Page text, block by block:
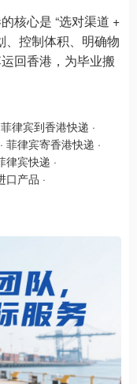
核心是 “选对渠道 +
、控制体积、明确物
回香港，为毕业搬
菲律宾到香港快递 ·
· 菲律宾寄香港快递 ·
律宾快递 ·
口产品 ·